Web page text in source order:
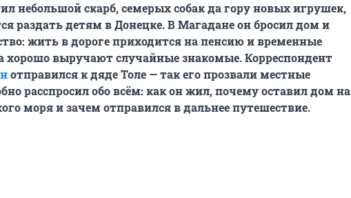
небольшой скарб, семерых собак да гору новых игрушек,
раздать детям в Донецке. В Магадане он бросил дом и
жить в дороге приходится на пенсию и временные
хорошо выручают случайные знакомые. Корреспондент
отправился к дяде Толе — так его прозвали местные
расспросил обо всём: как он жил, почему оставил дом на
моря и зачем отправился в дальнее путешествие.